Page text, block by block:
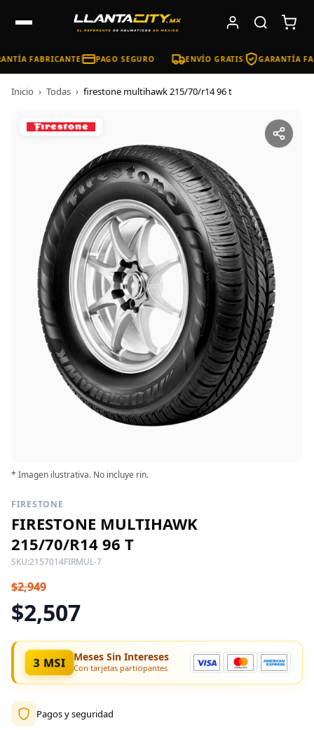
FABRICANTE PAGO SEGURO ENVÍO GRATIS GARANTÍA
Inicio › Todas › firestone multihawk 215/70/r14 96 t
* Imagen ilustrativa. No incluye rin.
FIRESTONE
FIRESTONE MULTIHAWK
215/70/R14 96 T
SKU:2157014FIRMUL-7
$2,949
$2,507
3 MSI Meses Sin Intereses
Con tarjetas participantes
Pagos y seguridad